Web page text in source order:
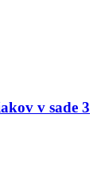
v sade 3